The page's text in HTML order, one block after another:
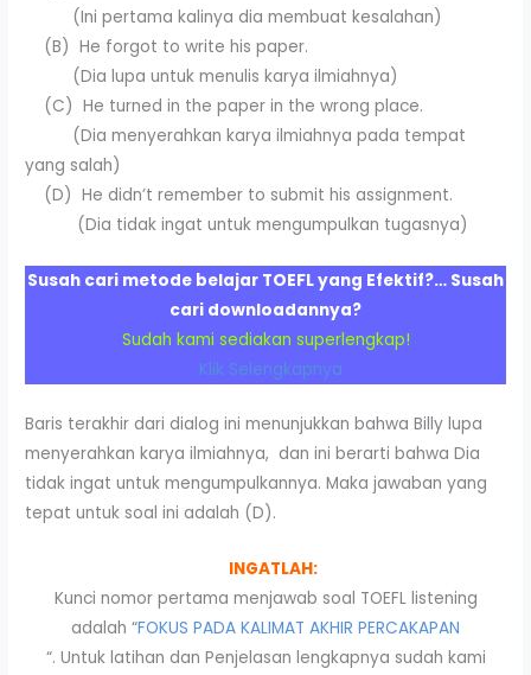
(Ini pertama kalinya dia membuat kesalahan)
(B) He forgot to write his paper.
(Dia lupa untuk menulis karya ilmiahnya)
(C) He turned in the paper in the wrong place.
(Dia menyerahkan karya ilmiahnya pada tempat
yang salah)
(D) He didn’t remember to submit his assignment.
(Dia tidak ingat untuk mengumpulkan tugasnya)
Susah cari metode belajar TOEFL yang Efektif?… Susah
cari downloadannya?
Sudah kami sediakan superlengkap!
Klik Selengkapnya
Baris terakhir dari dialog ini menunjukkan bahwa Billy lupa
menyerahkan karya ilmiahnya, dan ini berarti bahwa Dia
tidak ingat untuk mengumpulkannya. Maka jawaban yang
tepat untuk soal ini adalah (D).
INGATLAH:
Kunci nomor pertama menjawab soal TOEFL listening
adalah “FOKUS PADA KALIMAT AKHIR PERCAKAPAN
“. Untuk latihan dan Penjelasan lengkapnya sudah kami